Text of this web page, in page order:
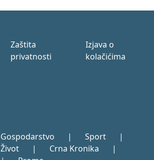
Zaštita
privatnosti
Izjava o
kolačićima
Gospodarstvo | Sport
|
Život | Crna Kronika
|